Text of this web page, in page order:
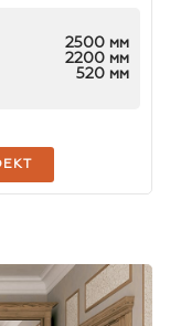
2500 мм
2200 мм
520 мм